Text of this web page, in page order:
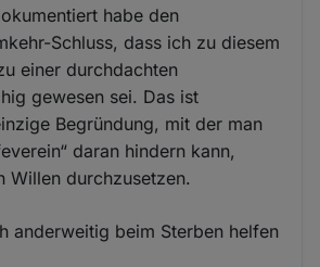
habe den
Schluss, dass ich zu diesem
einer durchdachten
gewesen sei. Das ist
Begründung, mit der man
daran hindern kann,
Willen durchzusetzen.
anderweitig beim Sterben helfen